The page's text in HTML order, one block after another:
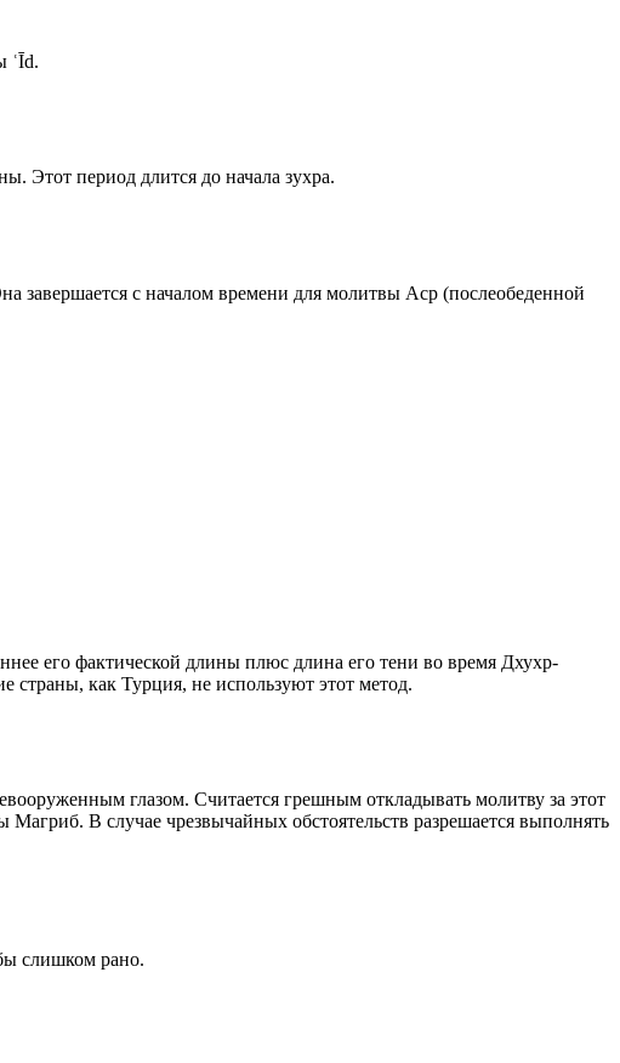
ʿĪd.
Этот период длится до начала зухра.
завершается с началом времени для молитвы Аср (послеобеденной
его фактической длины плюс длина его тени во время Дхухр-
страны, как Турция, не используют этот метод.
глазом. Считается грешным откладывать молитву за этот
В случае чрезвычайных обстоятельств разрешается выполнять
слишком рано.